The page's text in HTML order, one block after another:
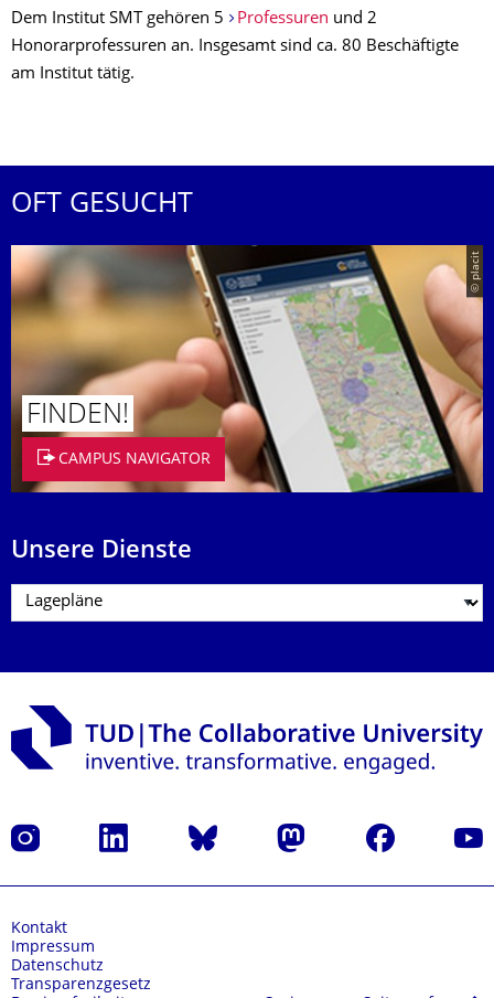
Dem Institut SMT gehören 5 Professuren und 2
Honorarprofessuren an. Insgesamt sind ca. 80 Beschäftigte
am Institut tätig.
OFT GESUCHT
© placit
FINDEN!
CAMPUS NAVIGATOR
Unsere Dienste
Instagram LinkedIn Bluesky Mastodon Facebook
Kontakt
Impressum
Datenschutz
Transparenzgesetz